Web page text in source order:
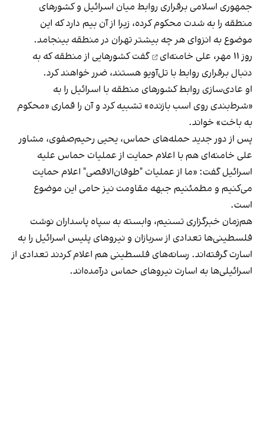
جمهوری اسلامی برقراری روابط میان اسرائیل و کشورهای
منطقه را به شدت محکوم کرده، زیرا از آن بیم دارد که این
موضوع به انزوای هر چه بیشتر تهران در منطقه بینجامد.
روز ۱۱ مهر،
علی خامنه‌ای
گفت کشورهایی از منطقه که به
دنبال برقراری روابط با تل‌آویو هستند، ضرر خواهند کرد.
او عادی‌سازی روابط کشورهای منطقه با اسرائیل را به
«شرط‌بندی روی اسب بازنده» تشبیه کرد و آن را قماری «محکوم
به باخت» خواند.
پس از دور جدید حمله‌های حماس، یحیی رحیم‌صفوی، مشاور
علی خامنه‌ای هم با اعلام حمایت از عملیات حماس علیه
اسرائیل گفت: «ما از عملیات "طوفان‌الاقصی" اعلام حمایت
می‌کنیم و مطمئنیم جبهه مقاومت نیز حامی این موضوع
است.
هم‌زمان خبرگزاری تسنیم، وابسته به سپاه پاسداران نوشت
فلسطینی‌ها تعدادی از سربازان و نیروهای پلیس اسرائیل را به
اسارت گرفته‌اند. رسانه‌های فلسطینی هم اعلام کردند تعدادی از
اسرائیلی‌ها به اسارت نیروهای حماس درآمده‌اند.